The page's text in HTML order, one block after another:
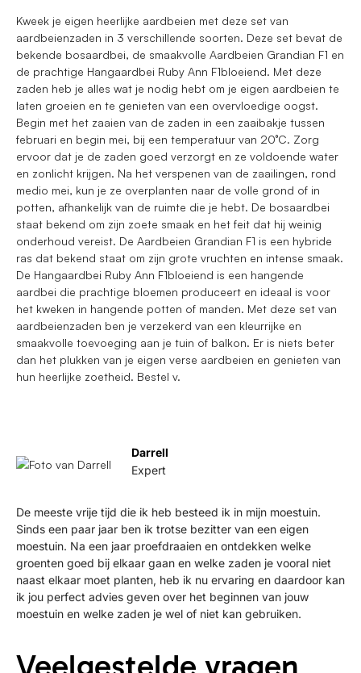
Kweek je eigen heerlijke aardbeien met deze set van
aardbeienzaden in 3 verschillende soorten. Deze set bevat de
bekende bosaardbei, de smaakvolle Aardbeien Grandian F1 en
de prachtige Hangaardbei Ruby Ann F1bloeiend. Met deze
zaden heb je alles wat je nodig hebt om je eigen aardbeien te
laten groeien en te genieten van een overvloedige oogst.
Begin met het zaaien van de zaden in een zaaibakje tussen
februari en begin mei, bij een temperatuur van 20°C. Zorg
ervoor dat je de zaden goed verzorgt en ze voldoende water
en zonlicht krijgen. Na het verspenen van de zaailingen, rond
medio mei, kun je ze overplanten naar de volle grond of in
potten, afhankelijk van de ruimte die je hebt. De bosaardbei
staat bekend om zijn zoete smaak en het feit dat hij weinig
onderhoud vereist. De Aardbeien Grandian F1 is een hybride
ras dat bekend staat om zijn grote vruchten en intense smaak.
De Hangaardbei Ruby Ann F1bloeiend is een hangende
aardbei die prachtige bloemen produceert en ideaal is voor
het kweken in hangende potten of manden. Met deze set van
aardbeienzaden ben je verzekerd van een kleurrijke en
smaakvolle toevoeging aan je tuin of balkon. Er is niets beter
dan het plukken van je eigen verse aardbeien en genieten van
hun heerlijke zoetheid. Bestel v.
Darrell
Expert
De meeste vrije tijd die ik heb besteed ik in mijn moestuin.
Sinds een paar jaar ben ik trotse bezitter van een eigen
moestuin. Na een jaar proefdraaien en ontdekken welke
groenten goed bij elkaar gaan en welke zaden je vooral niet
naast elkaar moet planten, heb ik nu ervaring en daardoor kan
ik jou perfect advies geven over het beginnen van jouw
moestuin en welke zaden je wel of niet kan gebruiken.